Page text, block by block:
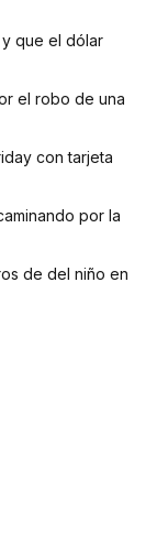
que el dólar
el robo de una
con tarjeta
por la
de del niño en